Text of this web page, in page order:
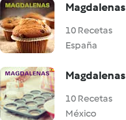
Magdalenas
10 Recetas
España
Magdalenas
10 Recetas
México